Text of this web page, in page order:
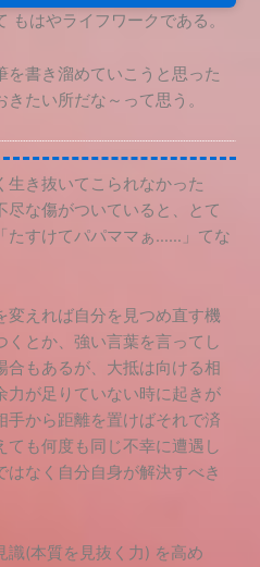
もはやライフワークである。
を書き溜めていこうと思った
たい所だな～って思う。
生き抜いてこられなかった
尽な傷がついていると、とて
たすけてパパママぁ……」てな
変えれば自分を見つめ直す機
とか、強い言葉を言ってし
合もあるが、大抵は向ける相
力が足りていない時に起きが
手から距離を置けばそれで済
ても何度も同じ不幸に遭遇し
なく自分自身が解決すべき
識(本質を見抜く力) を高め